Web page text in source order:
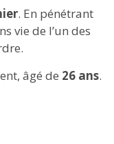
. En pénétrant
vie de l’un des
âgé de 26 ans.